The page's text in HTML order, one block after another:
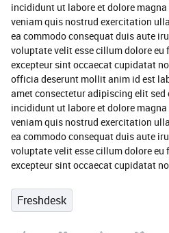
incididunt ut labore et dolore
veniam quis nostrud exercitation
ea commodo consequat duis aute
voluptate velit esse cillum dolore
excepteur sint occaecat cupidatat
officia deserunt mollit anim id est
amet consectetur adipiscing elit sed
incididunt ut labore et dolore
veniam quis nostrud exercitation
ea commodo consequat duis aute
voluptate velit esse cillum dolore
excepteur sint occaecat cupidatat
Freshdesk